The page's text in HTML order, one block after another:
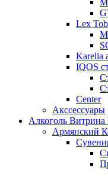
Lex
Karelia
IQOS
Сenter
Акссессуары
Алкоголь
Армянский